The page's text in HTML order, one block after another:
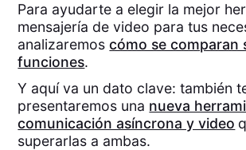
Para ayudarte a elegir la mejor
mensajería de video para tus
analizaremoscómo se comparan
funciones.
Y aquí va un dato clave: también
presentaremos una nueva
comunicación asíncrona y video
superarlas a ambas.